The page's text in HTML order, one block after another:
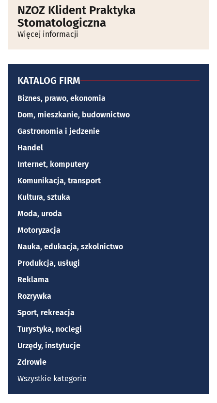
NZOZ Klident Praktyka
Stomatologiczna
Więcej informacji
KATALOG FIRM
Biznes, prawo, ekonomia
Dom, mieszkanie, budownictwo
Gastronomia i jedzenie
Handel
Internet, komputery
Komunikacja, transport
Kultura, sztuka
Moda, uroda
Motoryzacja
Nauka, edukacja, szkolnictwo
Produkcja, usługi
Reklama
Rozrywka
Sport, rekreacja
Turystyka, noclegi
Urzędy, instytucje
Zdrowie
Wszystkie kategorie